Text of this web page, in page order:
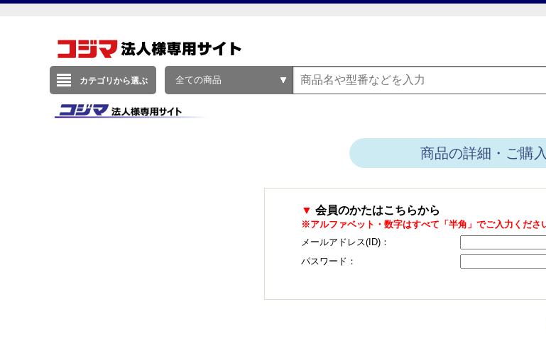
カテゴリから選ぶ 全ての商品
商品の詳細・ご購
▼ 会員のかたはこちらから
※アルファベット・数字はすべて「半角」でご入力くださ
メールアドレス(ID)：
パスワード：